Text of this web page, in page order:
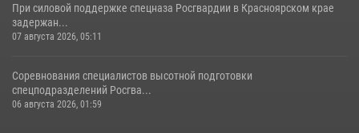
При силовой поддержке спецназа Росгвардии в Красноярском крае
задержан...
07 августа 2026, 05:11
Соревнования специалистов высотной подготовки
спецподразделений Росгва...
06 августа 2026, 01:59